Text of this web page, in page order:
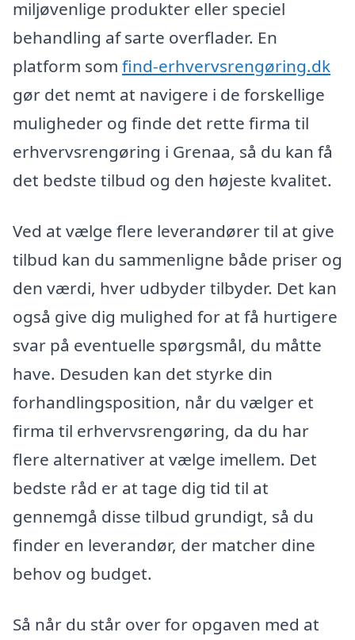
miljøvenlige produkter eller speciel
behandling af sarte overflader. En
platform som find-erhvervsrengøring.dk
gør det nemt at navigere i de forskellige
muligheder og finde det rette firma til
erhvervsrengøring i Grenaa, så du kan få
det bedste tilbud og den højeste kvalitet.
Ved at vælge flere leverandører til at give
tilbud kan du sammenligne både priser og
den værdi, hver udbyder tilbyder. Det kan
også give dig mulighed for at få hurtigere
svar på eventuelle spørgsmål, du måtte
have. Desuden kan det styrke din
forhandlingsposition, når du vælger et
firma til erhvervsrengøring, da du har
flere alternativer at vælge imellem. Det
bedste råd er at tage dig tid til at
gennemgå disse tilbud grundigt, så du
finder en leverandør, der matcher dine
behov og budget.
Så når du står over for opgaven med at